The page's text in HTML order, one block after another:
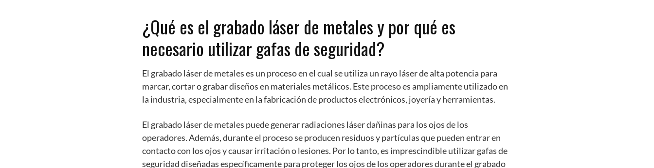
¿Qué es el grabado láser de metales y por qué es
necesario utilizar gafas de seguridad?
El grabado láser de metales es un proceso en el cual se utiliza un rayo láser de alta potencia para
marcar, cortar o grabar diseños en materiales metálicos. Este proceso es ampliamente utilizado en
la industria, especialmente en la fabricación de productos electrónicos, joyería y herramientas.
El grabado láser de metales puede generar radiaciones láser dañinas para los ojos de los
operadores. Además, durante el proceso se producen residuos y partículas que pueden entrar en
contacto con los ojos y causar irritación o lesiones. Por lo tanto, es imprescindible utilizar gafas de
seguridad diseñadas específicamente para proteger los ojos de los operadores durante el grabado